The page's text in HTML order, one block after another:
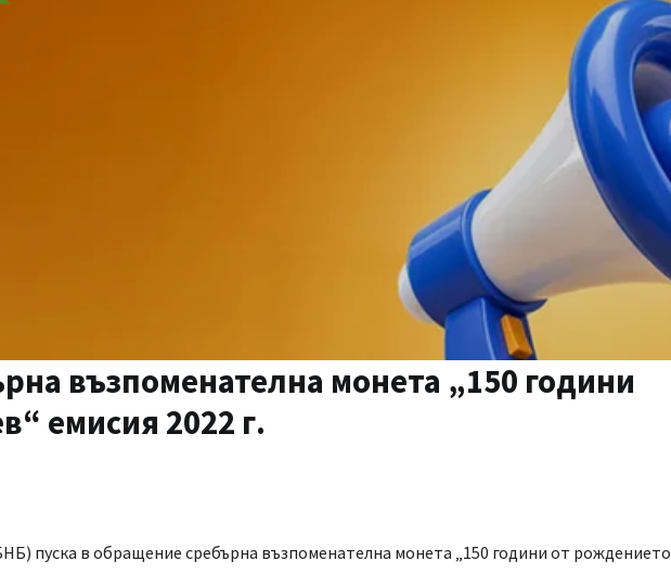
възпоменателна монета „150 години
емисия 2022 г.
пуска в обращение сребърна възпоменателна монета „150 години от рождението